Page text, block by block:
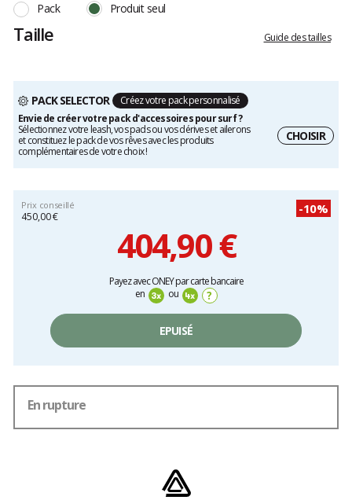
Pack Produit seul
Taille Guide des tailles
PACK SELECTOR
Créez votre pack personnalisé
Envie de créer votre pack d'accessoires pour surf ?
Sélectionnez votre leash, vos pads ou vos dérives et ailerons
et constituez le pack de vos rêves avec les produits
complémentaires de votre choix !
CHOISIR
Prix conseillé
450,00 €
-10%
404,90 €
Payez avec ONEY par carte bancaire
en
ou ?
EPUISÉ
En rupture